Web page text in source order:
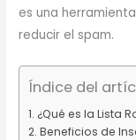
es una
reducir el spam.
Índice del
¿Qué es la Lista
Beneficios de